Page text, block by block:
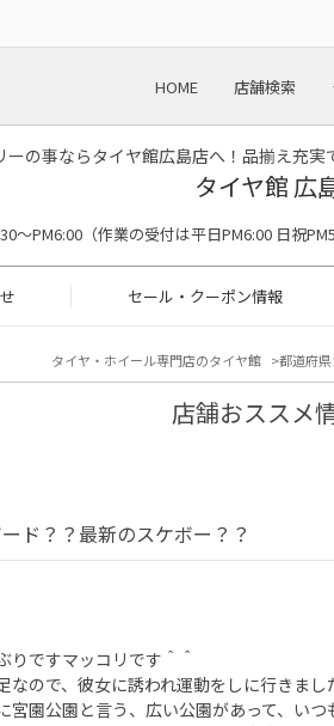
HOME 店舗検索
ーの事ならタイヤ館広島店へ！品揃え充実
タイヤ館 広
〜PM6:00（作業の受付は平日PM6:00 日祝
セール・クーポン情報
タイヤ・ホイール専門店のタイヤ館 都道府
店舗おススメ
ド？？最新のスケボー？？
りですマッコリです＾＾
なので、彼女に誘われ運動をしに行きま
宮園公園と言う、広い公園があって、い